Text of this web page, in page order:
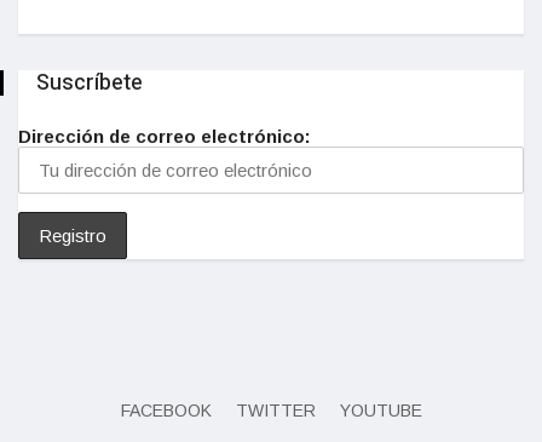
Suscríbete
Dirección de correo electrónico:
FACEBOOK TWITTER YOUTUBE